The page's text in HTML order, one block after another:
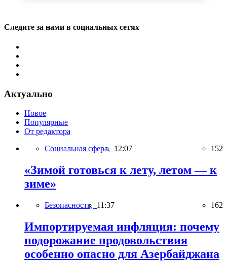
Следите за нами в социальных сетях
Актуально
Новое
Популярные
От редактора
Социальная сфера, 12:07 152
«Зимой готовься к лету, летом — к
зиме»
Безопасность, 11:37 162
Импортируемая инфляция: почему
подорожание продовольствия
особенно опасно для Азербайджана